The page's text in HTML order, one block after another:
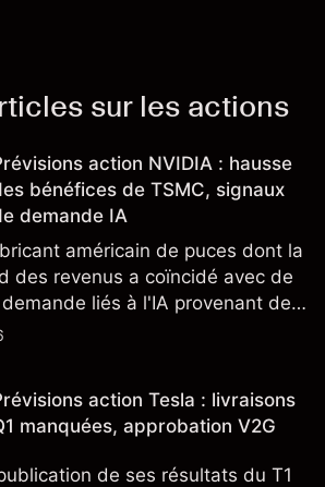
sur les actions
action NVIDIA : hausse
bénéfices de TSMC, signaux
demande IA
américain de puces dont la
des revenus a coïncidé avec de
liés à l'IA provenant de
la chaîne d'approvisionnement,
pas des résultats futurs.
action Tesla : livraisons
manquées, approbation V2G
de ses résultats du T1